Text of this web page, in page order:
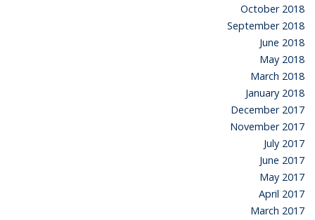
October 2018
September 2018
June 2018
May 2018
March 2018
January 2018
December 2017
November 2017
July 2017
June 2017
May 2017
April 2017
March 2017